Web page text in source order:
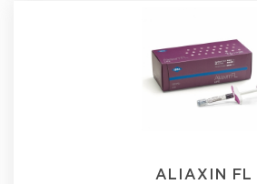
ALIAXIN FL